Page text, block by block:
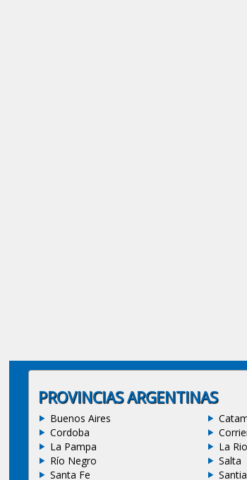
PROVINCIAS ARGENTINAS
Buenos Aires
Cordoba
La Pampa
La
Río Negro
Salta
Santa Fe